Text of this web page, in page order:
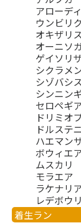
アローデ
ウンビリ
オキザリ
オーニソ
ゲイソリ
シクラメ
シゾバシ
シンニン
セロペギ
ドリミオ
ドルステ
ハエマン
ボウィエ
ムスカリ
モラエア
ラケナリ
レデボウ
着生ラン